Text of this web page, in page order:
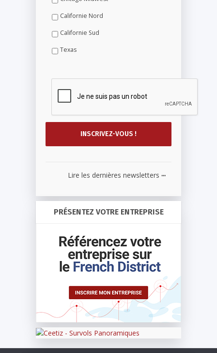
Californie Nord
Californie Sud
Texas
Lire les dernières newsletters ...
PRÉSENTEZ VOTRE ENTREPRISE